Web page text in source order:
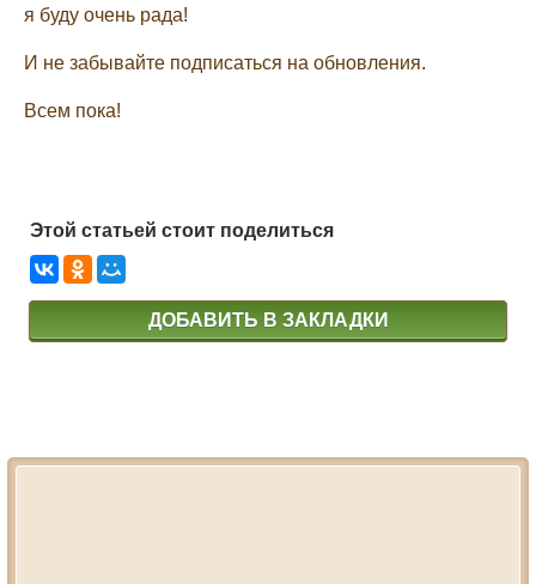
я буду очень рада!
И не забывайте подписаться на обновления.
Всем пока!
Этой статьей стоит поделиться
ДОБАВИТЬ В ЗАКЛАДКИ